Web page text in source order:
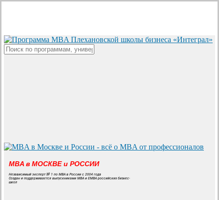
content
MBA в МОСКВЕ и РОССИИ
Независимый эксперт № 1 по MBA в России с 2004 года
Создан и поддерживается выпускниками MBA и EMBA российских бизнес-
школ